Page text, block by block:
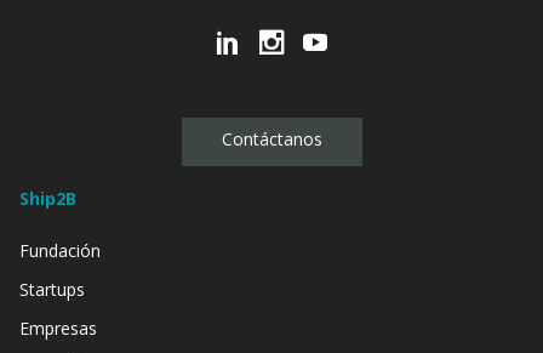
Contáctanos
Ship2B
Fundación
Startups
Empresas